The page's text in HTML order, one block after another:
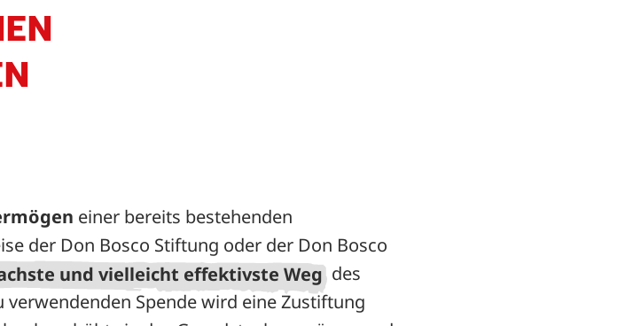
einer bereits bestehenden
der Don Bosco Stiftung oder der Don Bosco
und vielleicht effektivste Weg des
verwendenden Spende wird eine Zustiftung